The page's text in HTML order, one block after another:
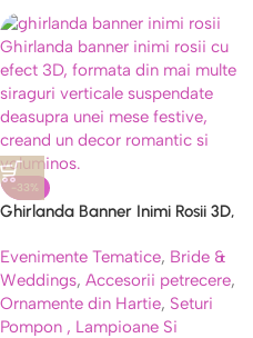
-33%
Ghirlanda Banner Inimi Rosii 3D,
Evenimente Tematice, Bride &
Weddings, Accesorii petrecere,
Ornamente din Hartie, Seturi
Pompon , Lampioane Si